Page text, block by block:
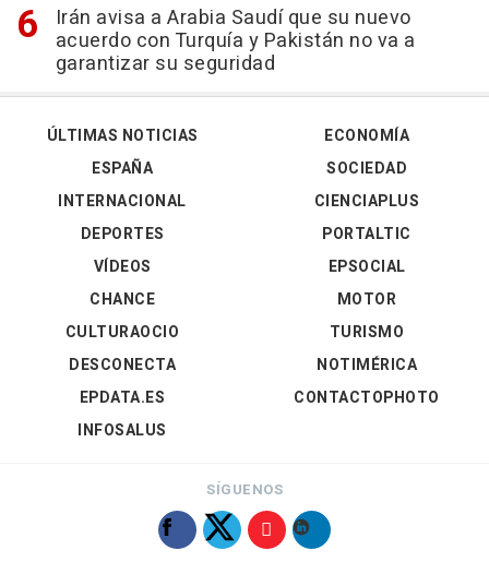
Irán avisa a Arabia Saudí que su nuevo
acuerdo con Turquía y Pakistán no va a
garantizar su seguridad
ÚLTIMAS NOTICIAS
ESPAÑA
INTERNACIONAL
DEPORTES
VÍDEOS
ECONOMÍA
SOCIEDAD
CIENCIAPLUS
PORTALTIC
EPSOCIAL
CHANCE
CULTURAOCIO
DESCONECTA
EPDATA.ES
INFOSALUS
MOTOR
TURISMO
NOTIMÉRICA
CONTACTOPHOTO
SÍGUENOS